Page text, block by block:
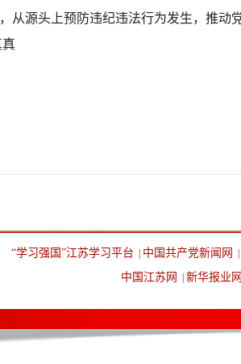
从源头上预防违纪违法行为发生，推动
真
“学习强国”江苏学习平台 中国共产党新闻网
中国江苏网
新华报业网